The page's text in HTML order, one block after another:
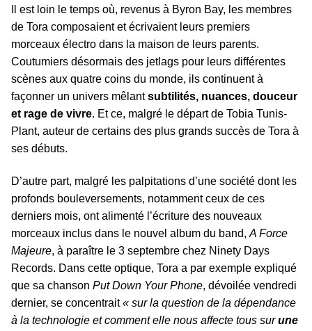
Il est loin le temps où, revenus à Byron Bay, les membres
de Tora composaient et écrivaient leurs premiers
morceaux électro dans la maison de leurs parents.
Coutumiers désormais des jetlags pour leurs différentes
scènes aux quatre coins du monde, ils continuent à
façonner un univers mêlantsubtilités, nuances, douceur
et rage de vivre. Et ce, malgré le départ de Tobia Tunis-
Plant, auteur de certains des plus grands succès de Tora à
ses débuts.
D’autre part, malgré les palpitations d’une société dont les
profonds bouleversements, notamment ceux de ces
derniers mois, ont alimenté l’écriture des nouveaux
morceaux inclus dans le nouvel album du band, A Force
Majeure, à paraître le 3 septembre chez Ninety Days
Records. Dans cette optique, Tora a par exemple expliqué
que sa chanson Put Down Your Phone, dévoilée vendredi
dernier, se concentrait« sur la question de la dépendance
à la technologie et comment elle nous affecte tous surune